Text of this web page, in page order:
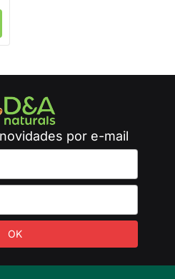
por e-mail